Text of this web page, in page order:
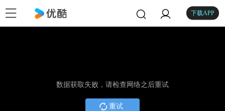
下载APP
数据获取失败，请检查网络之后重试
重试